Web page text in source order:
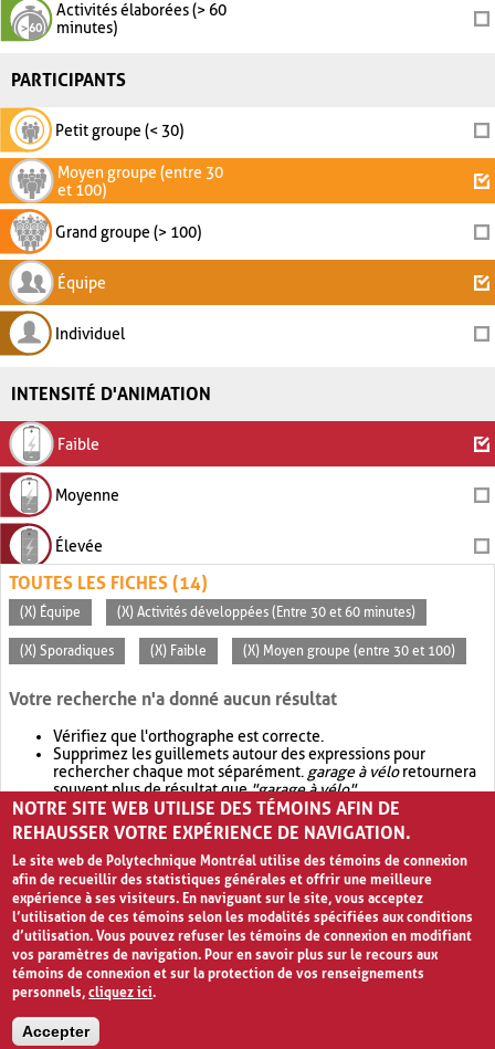
Activités élaborées (> 60
minutes)
PARTICIPANTS
Petit groupe (< 30)
Moyen groupe (entre 30
et 100)
Grand groupe (> 100)
Équipe
Individuel
INTENSITÉ D'ANIMATION
Faible
Moyenne
Élevée
TOUTES LES FICHES (14)
(X) Équipe (X) Activités développées (Entre 30 et 60 minutes)
(X) Sporadiques (X) Faible (X) Moyen groupe (entre 30 et 100)
Votre recherche n'a donné aucun résultat
Vérifiez que l'orthographe est correcte.
Supprimez les guillemets autour des expressions pour
rechercher chaque mot séparément. garage à véloretournera
souvent plus de résultat que"garage à vélo".
Envisagez d'élargir votre recherche avec OR.garage OR vélo
retournera souvent plus de résultat quegarage à vélo
NOTRE SITE WEB UTILISE DES TÉMOINS AFIN DE
REHAUSSER VOTRE EXPÉRIENCE DE NAVIGATION.
Le site web de Polytechnique Montréal utilise des témoins de connexion
afin de recueillir des statistiques générales et offrir une meilleure
expérience à ses visiteurs. En naviguant sur le site, vous acceptez
l’utilisation de ces témoins selon les modalités spécifiées aux conditions
d’utilisation. Vous pouvez refuser les témoins de connexion en modifiant
vos paramètres de navigation. Pour en savoir plus sur le recours aux
témoins de connexion et sur la protection de vos renseignements
personnels,cliquez ici.
Accepter